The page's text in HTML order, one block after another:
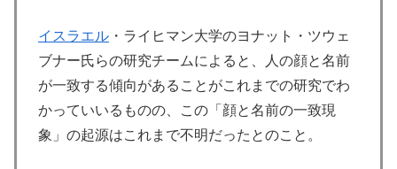
イスラエル ・ライヒマン大学のヨナット・ツウェ
ブナー氏らの研究チームによると、人の顔と名前
が一致する傾向があることがこれまでの研究でわ
かっていいるものの、この「顔と名前の一致現
象」の起源はこれまで不明だったとのこと。